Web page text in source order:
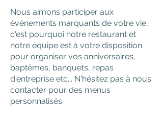
Nous aimons participer aux
événements marquants de votre vie,
c'est pourquoi notre restaurant et
notre équipe est à votre disposition
pour organiser vos anniversaires,
baptêmes, banquets, repas
d'entreprise etc... N'hésitez pas à nous
contacter pour des menus
personnalisés.